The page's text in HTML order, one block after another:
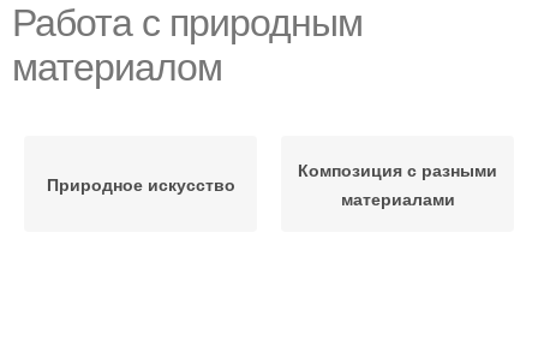
Работа с природным
материалом
Природное искусство
Композиция с разными
материалами